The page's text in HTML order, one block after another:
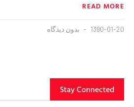
READ MORE
1390-01-20 بدون دیدگاه
Stay Connected